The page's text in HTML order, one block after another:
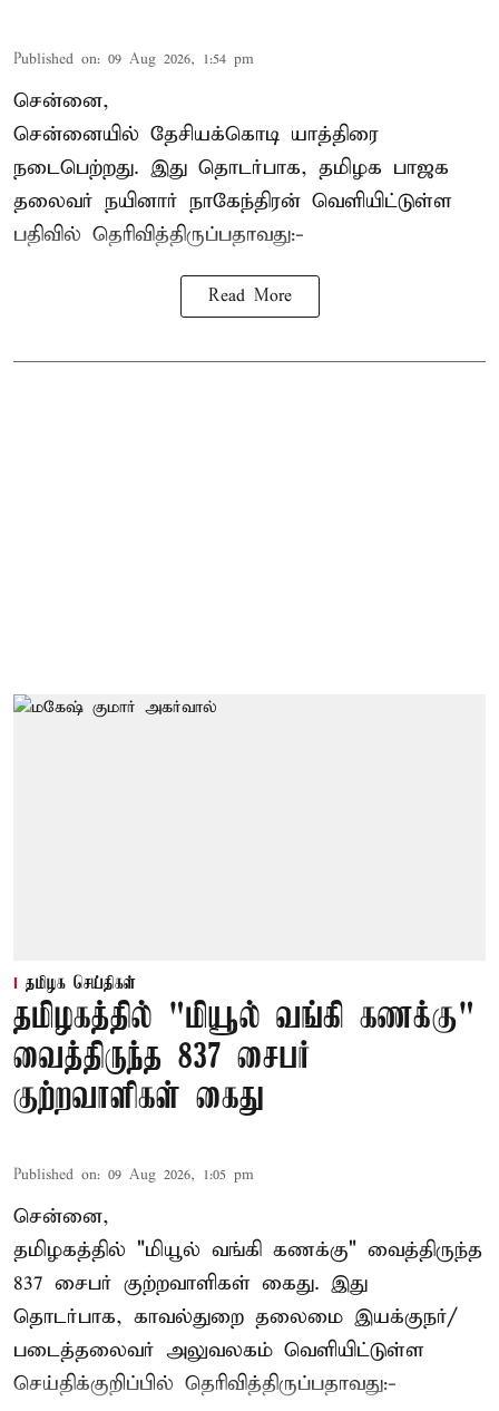
Published on: 09 Aug 2026, 1:54 pm
சென்னை,
சென்னையில் தேசியக்கொடி யாத்திரை
நடைபெற்றது. இது தொடர்பாக, தமிழக பாஜக
தலைவர் நயினார் நாகேந்திரன் வெளியிட்டுள்ள
பதிவில் தெரிவித்திருப்பதாவது:-
Read More
தமிழக செய்திகள்
தமிழகத்தில் "மியூல் வங்கி கணக்கு"
வைத்திருந்த 837 சைபர்
குற்றவாளிகள் கைது
Published on: 09 Aug 2026, 1:05 pm
சென்னை,
தமிழகத்தில் "மியூல் வங்கி கணக்கு" வைத்திருந்த
837 சைபர் குற்றவாளிகள் கைது. இது
தொடர்பாக, காவல்துறை தலைமை இயக்குநர்/
படைத்தலைவர் அலுவலகம் வெளியிட்டுள்ள
செய்திக்குறிப்பில் தெரிவித்திருப்பதாவது:-